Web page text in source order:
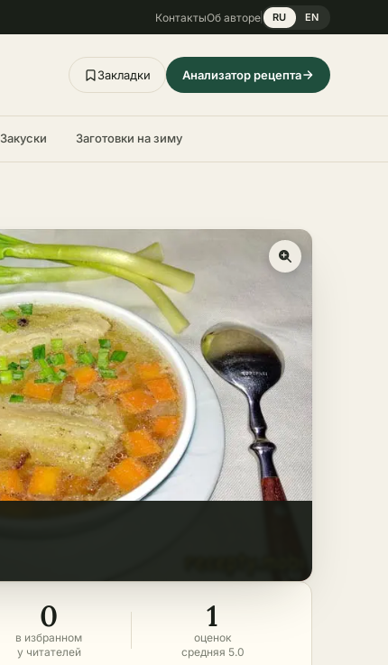
КонтактыОб авторе RU EN
Закладки Анализатор рецепта
Закуски Заготовки на зиму
0
в избранном
у читателей
1
оценок
средняя 5.0